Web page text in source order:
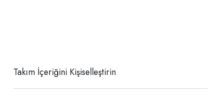
Takım İçeriğini Kişiselleştirin